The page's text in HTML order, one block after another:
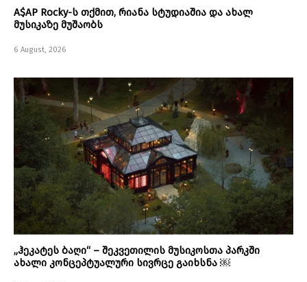
A$AP Rocky-ს თქმით, რიანა სტუდიაშია და ახალ
მუსიკაზე მუშაობს
6 August, 2026
„ჰეკატეს ბაღი“ – შეკვეთილის მუსიკოსთა პარკში
ახალი კონცეპტუალური სივრცე გაიხსნა ￼